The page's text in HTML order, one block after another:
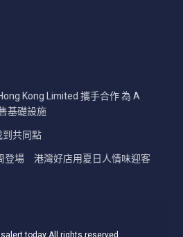
Kong Limited 攜手合作 為 A
基礎設施
共同點
登場 港灣好店用夏日人情味迎客